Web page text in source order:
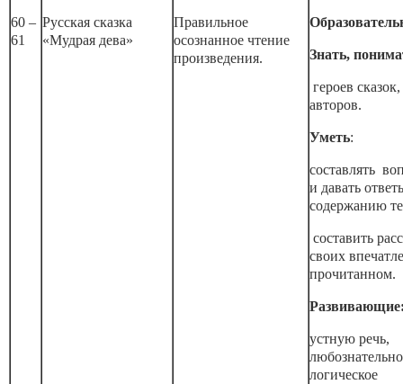
60 –
61
Русская сказка
«Мудрая дева»
Правильное
осознанное чтение
произведения.
Знать,
героев
авторов.
Уметь:
составлять
и давать
содержанию
составить
своих
прочитанном.
устную речь,
логическое